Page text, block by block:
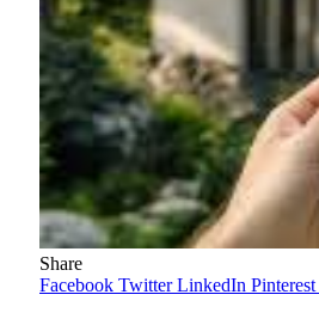
Share
Facebook Twitter LinkedIn Pinterest